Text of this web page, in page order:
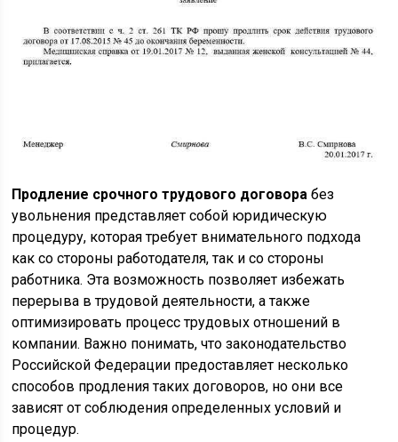
Продление срочного трудового договора без
увольнения представляет собой юридическую
процедуру, которая требует внимательного подхода
как со стороны работодателя, так и со стороны
работника. Эта возможность позволяет избежать
перерыва в трудовой деятельности, а также
оптимизировать процесс трудовых отношений в
компании. Важно понимать, что законодательство
Российской Федерации предоставляет несколько
способов продления таких договоров, но они все
зависят от соблюдения определенных условий и
процедур.